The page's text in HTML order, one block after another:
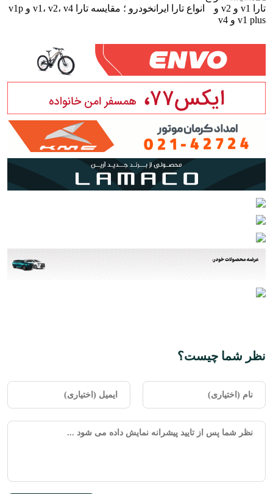
انواع تارا ایرانخودرو ؛ مقایسه تارا v1، v2، v4 و v1p
نظر شما چیست؟